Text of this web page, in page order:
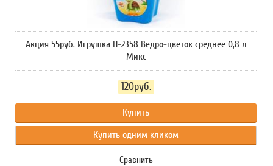
Акция 55руб. Игрушка П-2358 Ведро-цветок среднее 0,8 л
Микс
120руб.
Купить
Купить одним кликом
Сравнить